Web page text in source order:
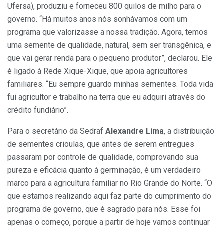
Ufersa), produziu e forneceu 800 quilos de milho para o
governo. “Há muitos anos nós sonhávamos com um
programa que valorizasse a nossa tradição. Agora, temos
uma semente de qualidade, natural, sem ser transgênica, e
que vai gerar renda para o pequeno produtor”, declarou. Ele
é ligado à Rede Xique-Xique, que apoia agricultores
familiares. “Eu sempre guardo minhas sementes. Toda vida
fui agricultor e trabalho na terra que eu adquiri através do
crédito fundiário”.
Para o secretário da Sedraf Alexandre Lima, a distribuição
de sementes crioulas, que antes de serem entregues
passaram por controle de qualidade, comprovando sua
pureza e eficácia quanto à germinação, é um verdadeiro
marco para a agricultura familiar no Rio Grande do Norte. “O
que estamos realizando aqui faz parte do cumprimento do
programa de governo, que é sagrado para nós. Esse foi
apenas o começo, porque a partir de hoje vamos continuar